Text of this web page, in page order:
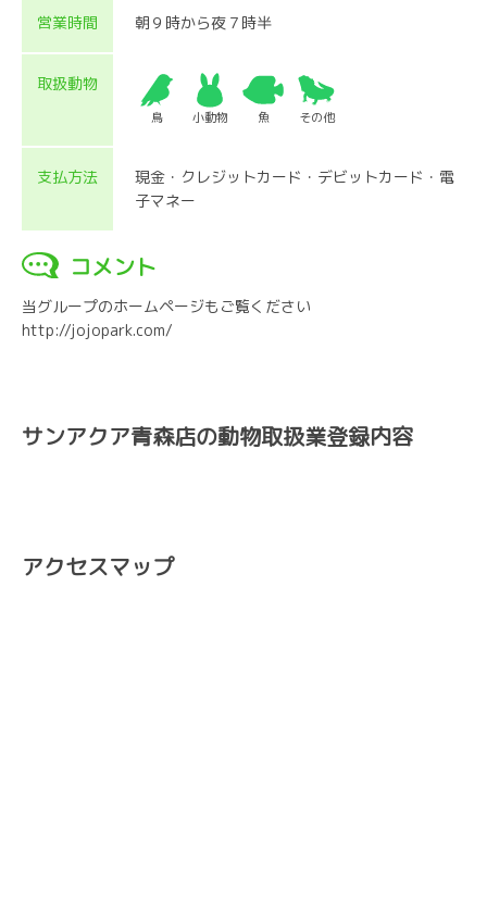
営業時間 朝９時から夜７時半
取扱動物
鳥 小動物 魚 その他
支払方法
現金・クレジットカード・デビットカード・電
子マネー
コメント
当グループのホームページもご覧ください
http://jojopark.com/
サンアクア青森店の動物取扱業登録内容
アクセスマップ